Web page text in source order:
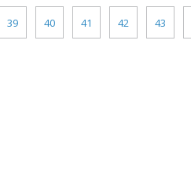
39 40 41 42 43